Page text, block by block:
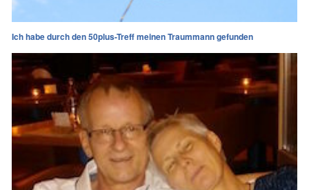
Ich habe durch den 50plus-Treff meinen Traummann gefunden